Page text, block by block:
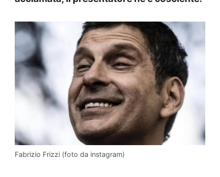
Fabrizio Frizzi (foto da instagram)